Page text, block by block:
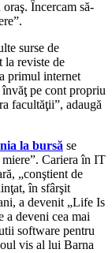
Încercam să-
surse de
la reviste de
primul internet
pe cont propriu
facultăţii”, adaugă
la bursă se
Cariera în IT
„conştient de
în sfârşit
a devenit „Life Is
a deveni cea mai
software pentru
vis al lui Barna